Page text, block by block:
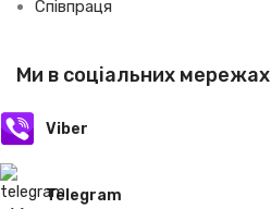
Співпраця
Ми в соціальних мережах
Viber
Telegram